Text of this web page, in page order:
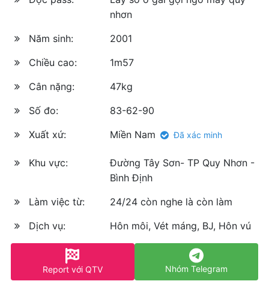
nhơn
Năm sinh:
2001
Chiều cao:
1m57
Cân nặng:
47kg
Số đo:
83-62-90
Xuất xứ:
Miền Nam Đã xác minh
Khu vực:
Đường Tây Sơn- TP Quy Nhơn -
Bình Định
Làm việc từ:
24/24 còn nghe là còn làm
Dịch vụ:
Hôn môi, Vét máng, BJ, Hôn vú
Report với QTV Nhóm Telegram